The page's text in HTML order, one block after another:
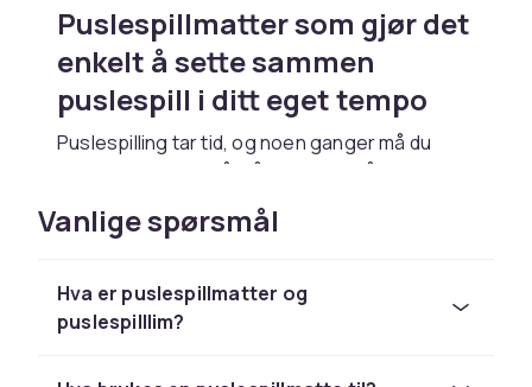
Puslespillmatter som gjør det
enkelt å sette sammen
puslespill i ditt eget tempo
Puslespilling tar tid, og noen ganger må du
kunne pause uten å måtte starte på nytt. Med
pågående puslespillet og fortsette senere.
puslespill på spisebordet eller i stuen og
ønsker å kunne frigjøre overflaten når det
trengs.
Vanlige spørsmål
Hva er puslespillmatter og
puslespilllim?